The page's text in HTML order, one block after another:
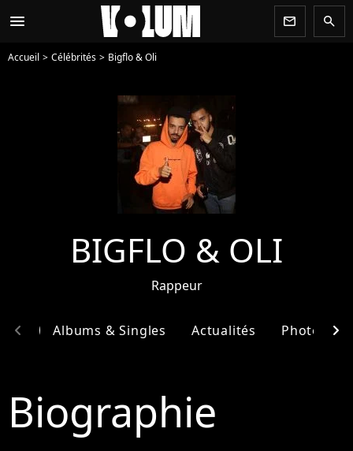
menu newsletter search
Accueil Célébrités Bigflo & Oli
BIGFLO & OLI
Rappeur
Albums & Singles Actualités Photos
chevron_left chevron_right
Biographie